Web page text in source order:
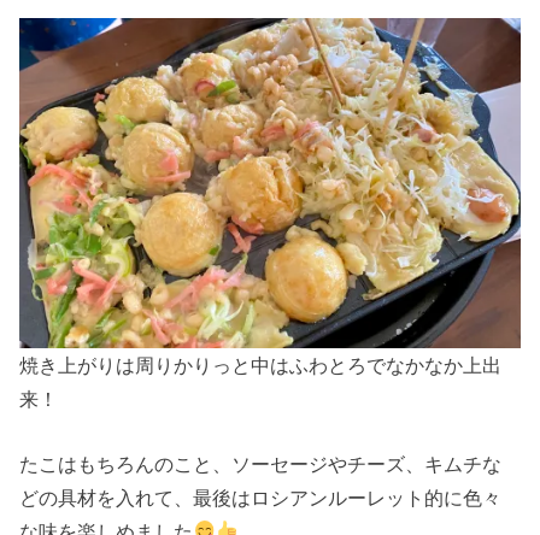
焼き上がりは周りかりっと中はふわとろでなかなか上出
来！
たこはもちろんのこと、ソーセージやチーズ、キムチな
どの具材を入れて、最後はロシアンルーレット的に色々